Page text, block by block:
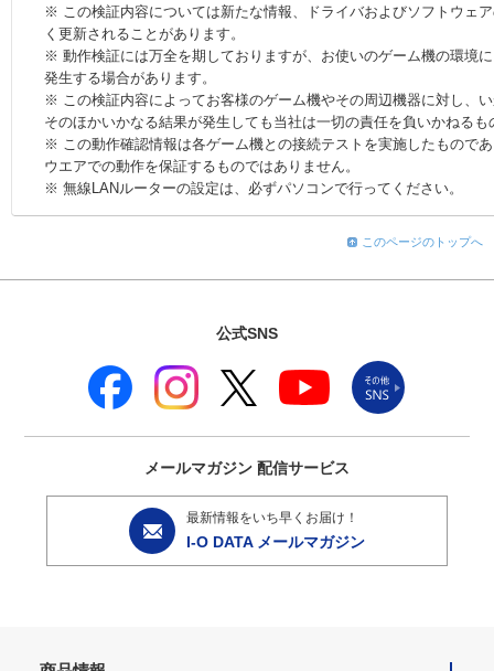
※ この検証内容については新たな情報、ドライバおよびソフトウェ
く更新されることがあります。
※ 動作検証には万全を期しておりますが、お使いのゲーム機の環境
発生する場合があります。
※ この検証内容によってお客様のゲーム機やその周辺機器に対し、
そのほかいかなる結果が発生しても当社は一切の責任を負いかねるも
※ この動作確認情報は各ゲーム機との接続テストを実施したもので
ウエアでの動作を保証するものではありません。
※ 無線LANルーターの設定は、必ずパソコンで行ってください。
このページのトップへ
公式SNS
メールマガジン 配信サービス
最新情報をいち早くお届け！
I-O DATA メールマガジン